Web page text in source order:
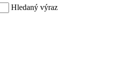
Hledaný výraz